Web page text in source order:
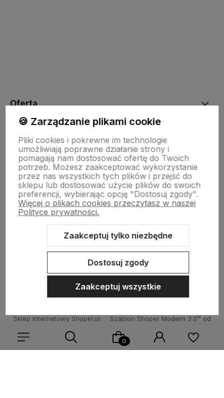
Oferta
Drewniane dekoracje
Kolorowe skarpetki
Informacje
Sklep internetowy Shoper.pl Szablon Shoper Modern 3.0™ od
🍪 Zarządzanie plikami cookie
Pliki cookies i pokrewne im technologie
umożliwiają poprawne działanie strony i
pomagają nam dostosować ofertę do Twoich
potrzeb. Możesz zaakceptować wykorzystanie
przez nas wszystkich tych plików i przejść do
sklepu lub dostosować użycie plików do swoich
preferencji, wybierając opcję "Dostosuj zgody".
Więcej o plikach cookies przeczytasz w naszej
Polityce prywatności.
Zaakceptuj tylko niezbędne
Dostosuj zgody
Zaakceptuj wszystkie